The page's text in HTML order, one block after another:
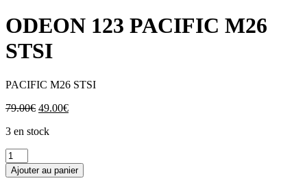
ODEON 123 PACIFIC M26
STSI
PACIFIC M26 STSI
79.00€ Le
initial
49.00€Le
3 en stock
quantité
de
ODEON
Ajouter au panier